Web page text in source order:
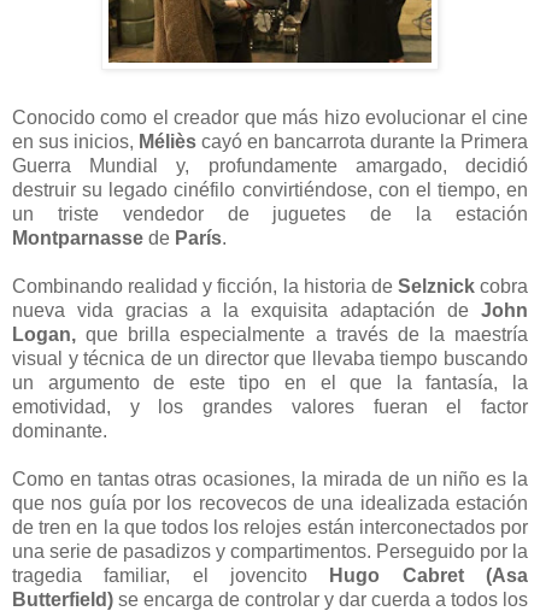
Conocido como el creador que más hizo evolucionar el cine
en sus inicios, Méliès cayó en bancarrota durante la Primera
Guerra Mundial y, profundamente amargado, decidió
destruir su legado cinéfilo convirtiéndose, con el tiempo, en
un triste vendedor de juguetes de la estación
Montparnasse de París.
Combinando realidad y ficción, la historia de Selznickcobra
nueva vida gracias a la exquisita adaptación de John
Logan,que brilla especialmente a través de la maestría
visual y técnica de un director que llevaba tiempo buscando
un argumento de este tipo en el que la fantasía, la
emotividad, y los grandes valores fueran el factor
dominante.
Como en tantas otras ocasiones, la mirada de un niño es la
que nos guía por los recovecos de una idealizada estación
de tren en la que todos los relojes están interconectados por
una serie de pasadizos y compartimentos. Perseguido por la
tragedia familiar, el jovencito
Hugo Cabret (Asa
Butterfield) se encarga de controlar y dar cuerda a todos los